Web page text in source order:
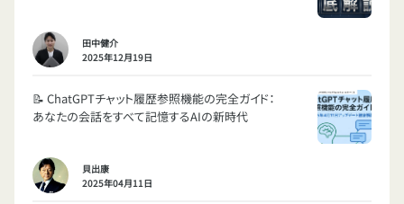
田中健介
2025年12月19日
📝 ChatGPTチャット履歴参照機能の完全ガイド：
あなたの会話をすべて記憶するAIの新時代
貝出康
2025年04月11日